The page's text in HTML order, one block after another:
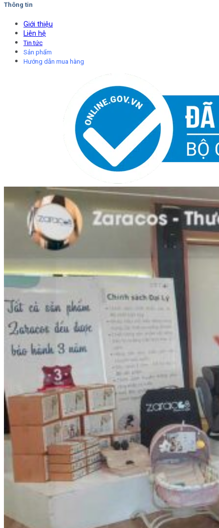
Thông tin
Giới thiệu
Liên hệ
Tin tức
Sản phẩm
Hướng dẫn mua hàng